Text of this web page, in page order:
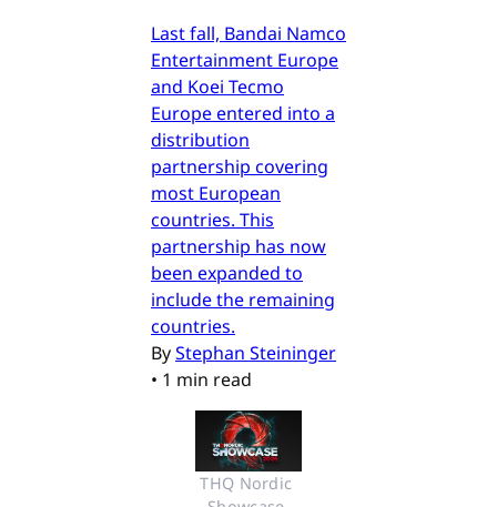
Last fall, Bandai Namco
Entertainment Europe
and Koei Tecmo
Europe entered into a
distribution
partnership covering
most European
countries. This
partnership has now
been expanded to
include the remaining
countries.
ByStephan Steininger
• 1 min read
THQ Nordic